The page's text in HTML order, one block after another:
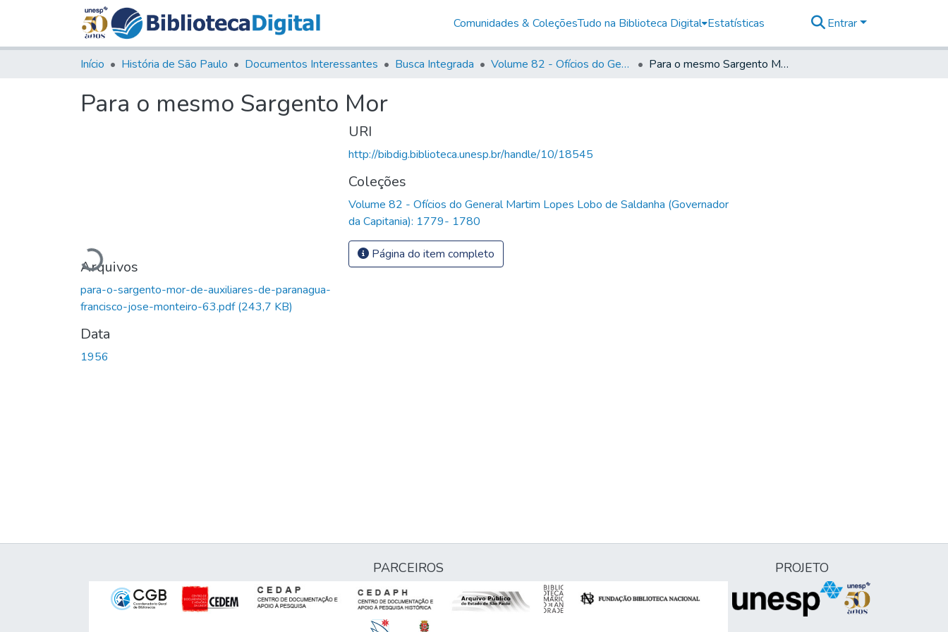
Comunidades & ColeçõesTudo na Biblioteca Digital Estatísticas Entrar
Início História de São Paulo Documentos Interessantes Busca Integrada Volume 82 - Ofícios do General Martim Lopes Lobo de Saldanha (Governador da Capitania): 1779- 1780 Para o mesmo Sargento Mor
Para o mesmo Sargento Mor
Carregando...
Arquivos
para-o-sargento-mor-de-auxiliares-de-paranagua-
francisco-jose-monteiro-63.pdf(243,7 KB)
Data
1956
URI
http://bibdig.biblioteca.unesp.br/handle/10/18545
Coleções
Volume 82 - Ofícios do General Martim Lopes Lobo de Saldanha (Governador
da Capitania): 1779- 1780
Página do item completo
PARCEIROS PROJETO